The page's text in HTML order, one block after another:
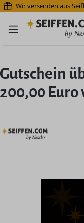
Zum Hauptinhalt
Wir versenden aus
Gutschein
200,00 Euro
Bildergalerie